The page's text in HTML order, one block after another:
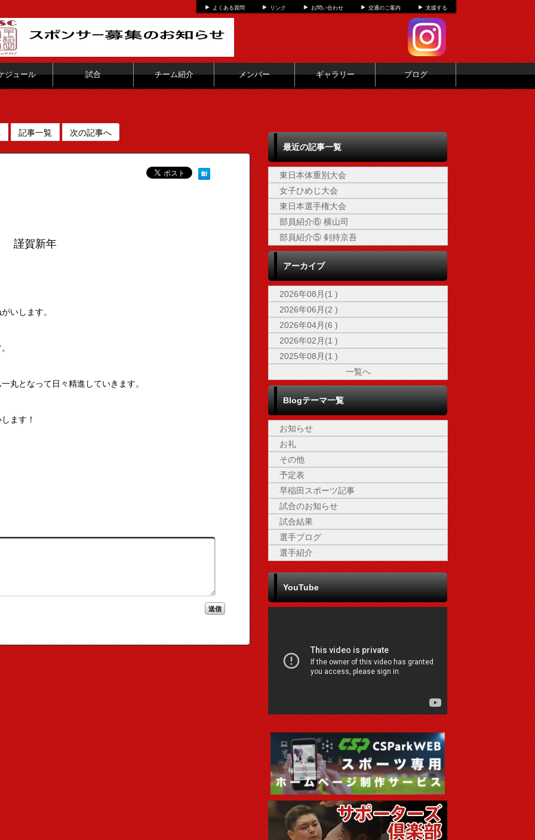
よくある質問 リンク お問い合わせ 交通のご案内 支援する
ジュール 試合 チーム紹介 メンバー ギャラリー ブログ
記事一覧 次の記事へ
謹賀新年
いします。
丸となって日々精進していきます。
ます！
最近の記事一覧
東日本体重別大会
女子ひめじ大会
東日本選手権大会
部員紹介⑥ 横山司
部員紹介⑤ 剣持京吾
アーカイブ
2026年08月(1 )
2026年06月(2 )
2026年04月(6 )
2026年02月(1 )
2025年08月(1 )
一覧へ
Blogテーマ一覧
お知らせ
お礼
その他
予定表
早稲田スポーツ記事
試合のお知らせ
試合結果
選手ブログ
選手紹介
YouTube